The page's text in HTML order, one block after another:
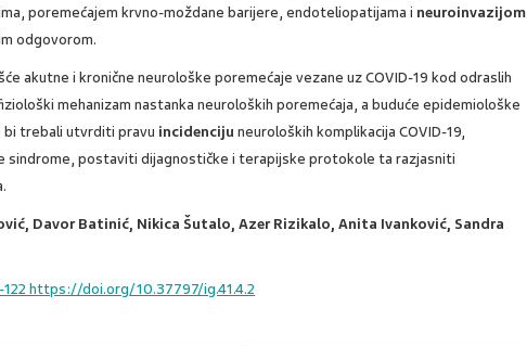
poremećajem krvno-moždane barijere, endoteliopatijama i neuroinvazijom
odgovorom.
akutne i kronične neurološke poremećaje vezane uz COVID-19 kod odraslih
mehanizam nastanka neuroloških poremećaja, a buduće epidemiološke
bi trebali utvrditi pravu incidenciju neuroloških komplikacija COVID-19,
sindrome, postaviti dijagnostičke i terapijske protokole ta razjasniti
Davor Batinić, Nikica Šutalo, Azer Rizikalo, Anita Ivanković, Sandra
122 https://doi.org/10.37797/ig.41.4.2